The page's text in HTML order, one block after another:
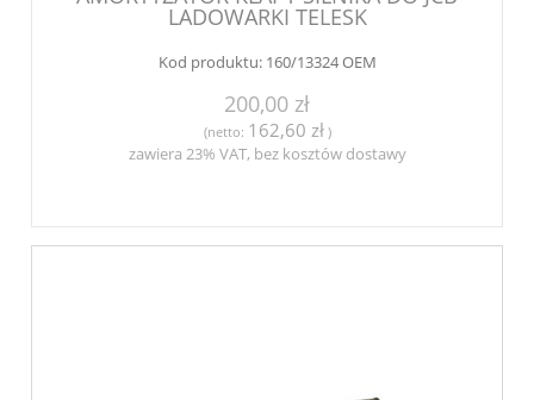
LADOWARKI TELESK
Kod produktu: 160/13324 OEM
200,00 zł
(netto: 162,60 zł)
zawiera 23% VAT, bez kosztów dostawy